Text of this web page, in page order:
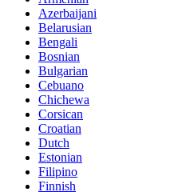
Azerbaijani
Belarusian
Bengali
Bosnian
Bulgarian
Cebuano
Chichewa
Corsican
Croatian
Dutch
Estonian
Filipino
Finnish